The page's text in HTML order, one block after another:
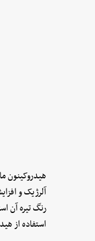
هیدروکینون
آلرژیک و
رنگ تیره آن
استفاده از